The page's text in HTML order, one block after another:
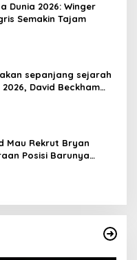
Dunia 2026: Winger
Semakin Tajam
sepanjang sejarah
David Beckham
merah
Mau Rekrut Bryan
Posisi Barunya
Amorim